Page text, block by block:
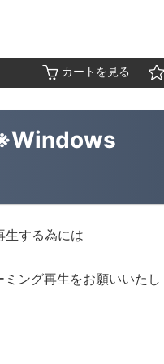
カートを見る
生する為には
ング再生をお願いいたし